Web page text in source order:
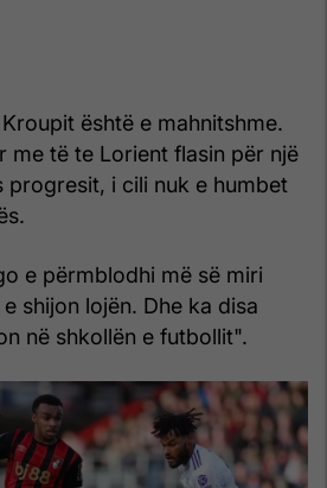
është e mahnitshme.
me të te Lorient flasin për një
progresit, i cili nuk e humbet
e përmblodhi më së miri
shijon lojën. Dhe ka disa
në shkollën e futbollit".